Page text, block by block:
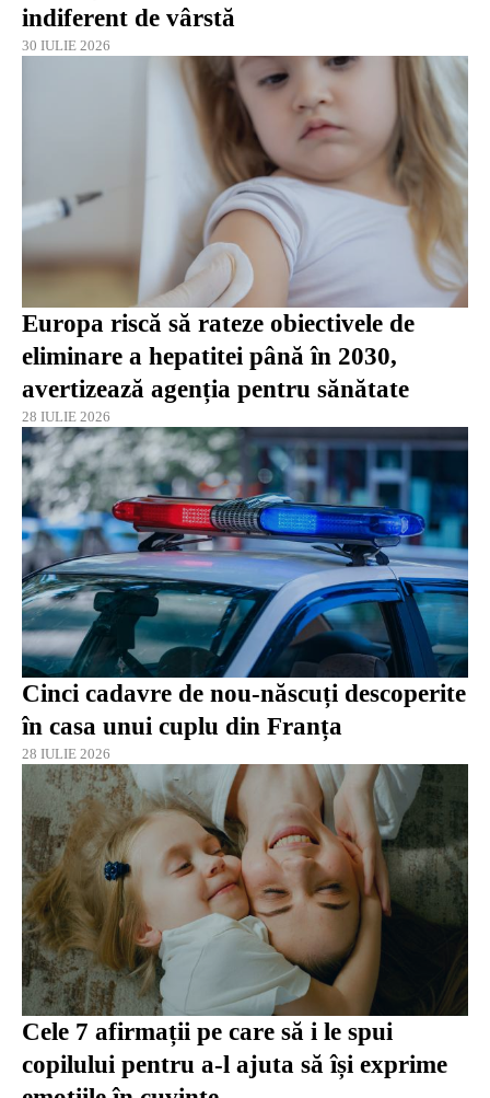
indiferent de vârstă
30 IULIE 2026
Europa riscă să rateze obiectivele de
eliminare a hepatitei până în 2030,
avertizează agenția pentru sănătate
28 IULIE 2026
Cinci cadavre de nou-născuți descoperite
în casa unui cuplu din Franța
28 IULIE 2026
Cele 7 afirmații pe care să i le spui
copilului pentru a-l ajuta să își exprime